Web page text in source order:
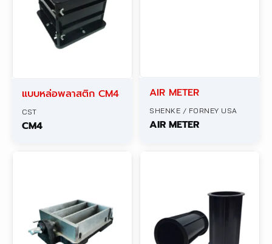
แบบหล่อพลาสติก CM4
CST
CM4
AIR METER
SHENKE / FORNEY USA
AIR METER